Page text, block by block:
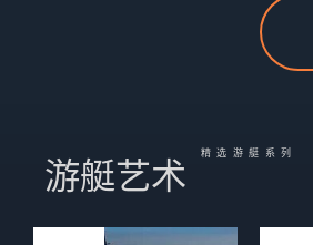
精选游艇系列
游艇艺术